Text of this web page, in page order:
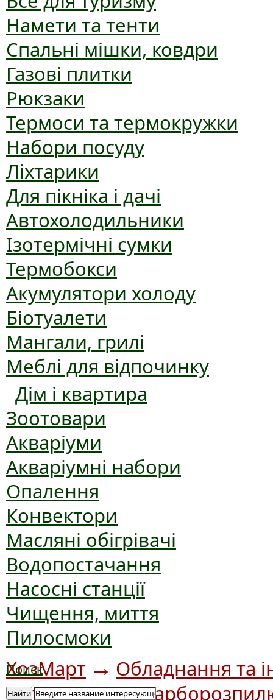
Намети та тенти
Спальні мішки, ковдри
Газові плитки
Рюкзаки
Термоси та термокружки
Набори посуду
Ліхтарики
Для пікніка і дачі
Автохолодильники
Ізотермічні сумки
Термобокси
Акумулятори холоду
Біотуалети
Мангали, грилі
Меблі для відпочинку
Дім і квартира
Зоотовари
Акваріуми
Акваріумні набори
Опалення
Конвектори
Масляні обігрівачі
Водопостачання
Насосні станції
Чищення, миття
Пилосмоки
Поиск
Найти
ХозМарт → Обладнання та
інструмент→